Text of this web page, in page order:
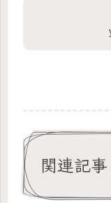
関連記事